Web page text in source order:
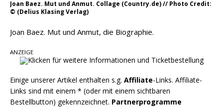
Joan Baez. Mut und Anmut. Collage (Country.de) // Photo Credit:
© (Delius Klasing Verlag)
Joan Baez. Mut und Anmut, die Biographie.
ANZEIGE
Einige unserer Artikel enthalten s.g. Affiliate-Links. Affiliate-
Links sind mit einem * (oder mit einem sichtbaren
Bestellbutton) gekennzeichnet. Partnerprogramme